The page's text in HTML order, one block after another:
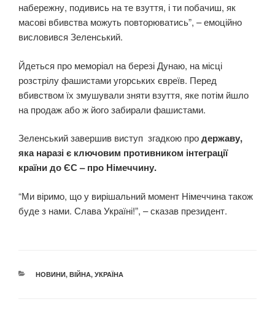
набережну, подивись на те взуття, і ти побачиш, як
масові вбивства можуть повторюватись”, – емоційно
висловився Зеленський.
Йдеться про меморіал на березі Дунаю, на місці
розстрілу фашистами угорських євреїв. Перед
вбивством їх змушували зняти взуття, яке потім йшло
на продаж або ж його забирали фашистами.
Зеленський завершив виступ згадкою продержаву,
яка наразі є ключовим противником інтеграції
країни до ЄС – про Німеччину.
“Ми віримо, що у вирішальний момент Німеччина також
буде з нами. Слава Україні!”, – сказав президент.
КАТЕГОРІЇ
НОВИНИ, ВІЙНА, УКРАЇНА